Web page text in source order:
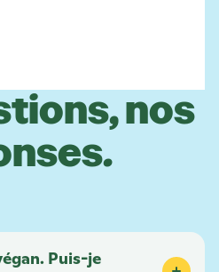
nos
Puis-je